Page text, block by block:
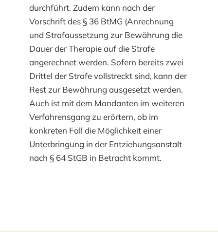
durchführt. Zudem kann nach der
Vorschrift des § 36 BtMG (Anrechnung
und Strafaussetzung zur Bewährung die
Dauer der Therapie auf die Strafe
angerechnet werden. Sofern bereits zwei
Drittel der Strafe vollstreckt sind, kann der
Rest zur Bewährung ausgesetzt werden.
Auch ist mit dem Mandanten im weiteren
Verfahrensgang zu erörtern, ob im
konkreten Fall die Möglichkeit einer
Unterbringung in der Entziehungsanstalt
nach § 64 StGB in Betracht kommt.